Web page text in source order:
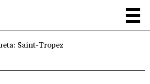
Saint-Tropez